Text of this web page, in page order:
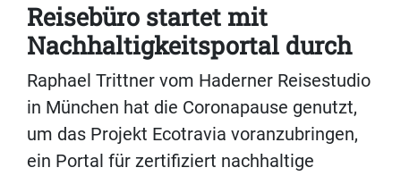
Reisebüro startet mit
Nachhaltigkeitsportal durch
Raphael Trittner vom Haderner Reisestudio
in München hat die Coronapause genutzt,
um das Projekt Ecotravia voranzubringen,
ein Portal für zertifiziert nachhaltige